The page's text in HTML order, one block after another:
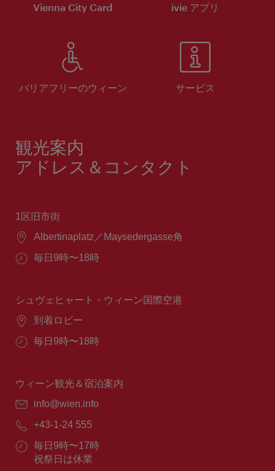
Vienna City Card ivie アプリ
バリアフリーのウィーン サービス
観光案内
アドレス＆コンタクト
1区旧市街
場
Albertinaplatz／Maysedergasse角
営
間：
毎日9時〜18時
シュヴェヒャート・ウィーン国際空港
場
到着ロビー
営
間：
毎日9時〜18時
ウィーン観光＆宿泊案内
E
ー
ル：
info@wien.info
電
番
号：
+43-1-24 555
営
業
毎日9時〜17時
祝祭日は休業